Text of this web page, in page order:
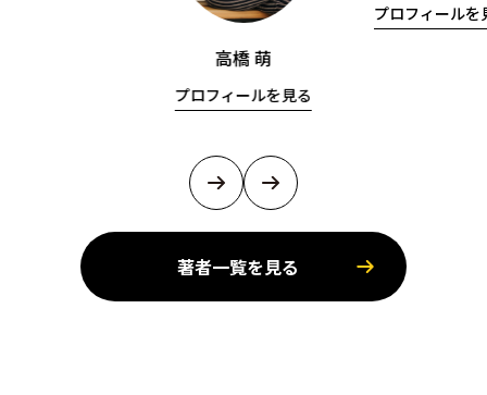
高橋 萌
プロフィールを見る
プロフィールを
著者一覧を見る